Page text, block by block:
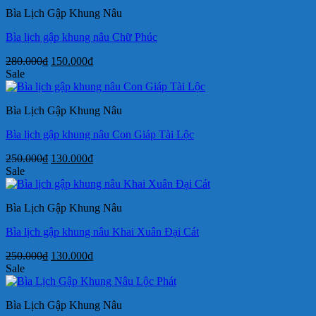
150.000₫.
Bìa Lịch Gập Khung Nâu
Bìa lịch gập khung nâu Chữ Phúc
280.000₫ Giá
là:
150.000₫Giá
tại
150.000₫.
Sale
Bìa Lịch Gập Khung Nâu
Bìa lịch gập khung nâu Con Giáp Tài Lộc
250.000₫ Giá
là:
130.000₫Giá
tại
130.000₫.
Sale
Bìa Lịch Gập Khung Nâu
Bìa lịch gập khung nâu Khai Xuân Đại Cát
250.000₫ Giá
là:
130.000₫Giá
tại
130.000₫.
Sale
Bìa Lịch Gập Khung Nâu